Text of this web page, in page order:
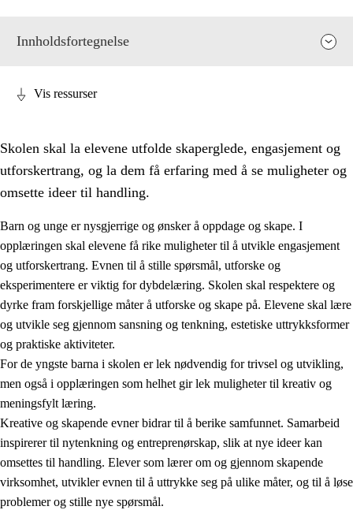
Innholdsfortegnelse
Opplæringens verdigrunnlag
1.1 Menneskeverdet
1.2 Identitet og kulturelt mangfold
1.3 Kritisk tenkning og etisk bevissthet
1.4 Skaperglede, engasjement og utforskertrang
1.5 Respekt for naturen og miljøbevissthet
1.6 Demokrati og medvirkning
Vis ressurser
Skolen skal la elevene utfolde skaperglede, engasjement og
utforskertrang, og la dem få erfaring med å se muligheter og
omsette ideer til handling.
Barn og unge er nysgjerrige og ønsker å oppdage og skape. I
opplæringen skal elevene få rike muligheter til å utvikle engasjement
og utforskertrang. Evnen til å stille spørsmål, utforske og
eksperimentere er viktig for dybdelæring. Skolen skal respektere og
dyrke fram forskjellige måter å utforske og skape på. Elevene skal lære
og utvikle seg gjennom sansning og tenkning, estetiske uttrykksformer
og praktiske aktiviteter.
For de yngste barna i skolen er lek nødvendig for trivsel og utvikling,
men også i opplæringen som helhet gir lek muligheter til kreativ og
meningsfylt læring.
Kreative og skapende evner bidrar til å berike samfunnet. Samarbeid
inspirerer til nytenkning og entreprenørskap, slik at nye ideer kan
omsettes til handling. Elever som lærer om og gjennom skapende
virksomhet, utvikler evnen til å uttrykke seg på ulike måter, og til å løse
problemer og stille nye spørsmål.